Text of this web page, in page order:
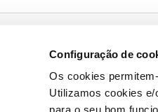
Configuração de
Os cookies
Utilizamos cookies